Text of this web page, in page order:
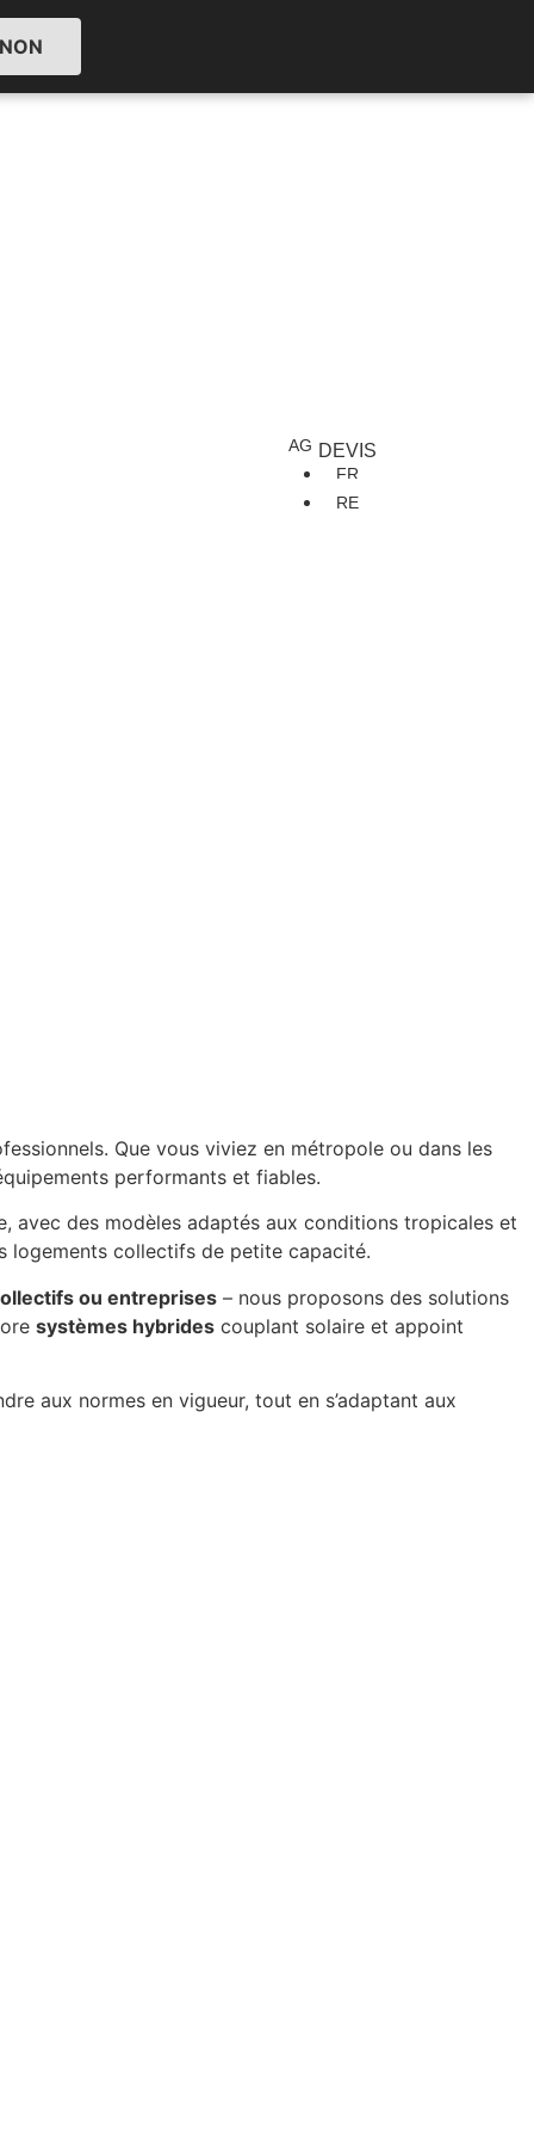
AG
FR
RE
DEVIS
Que vous viviez en métropole ou dans les
performants et fiables.
avec des modèles adaptés aux conditions tropicales et
logements collectifs de petite capacité.
ou entreprises – nous proposons des solutions
systèmes hybrides couplant solaire et appoint
aux normes en vigueur, tout en s’adaptant aux
NON